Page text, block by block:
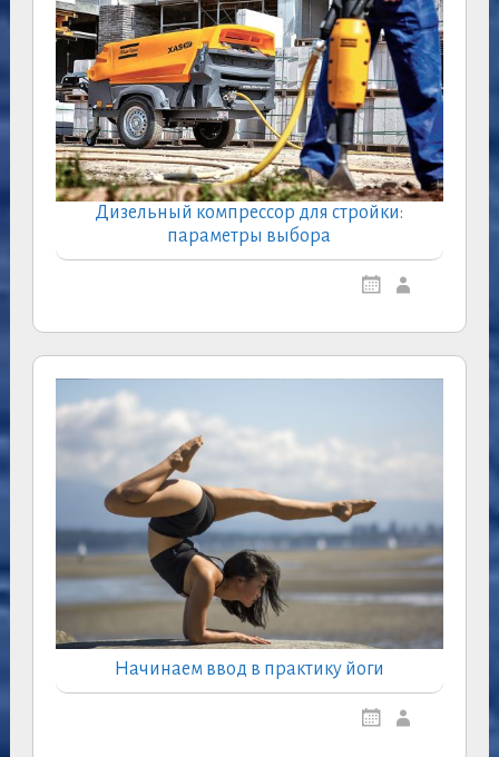
Дизельный компрессор для стройки:
параметры выбора
Начинаем ввод в практику йоги